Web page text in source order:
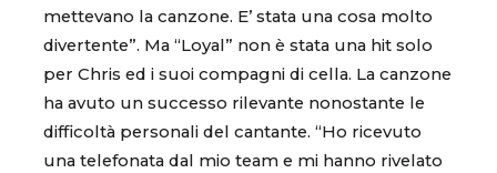
mettevano la canzone. E’ stata una cosa molto
divertente”. Ma “Loyal” non è stata una hit solo
per Chris ed i suoi compagni di cella. La canzone
ha avuto un successo rilevante nonostante le
difficoltà personali del cantante. “Ho ricevuto
una telefonata dal mio team e mi hanno rivelato